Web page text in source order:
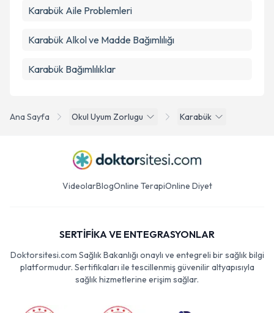
Ana Sayfa Okul Uyum Zorlugu Karabük
Karabük Aile Problemleri
Karabük Alkol ve Madde Bağımlılığı
Karabük Bağımlılıklar
VideolarBlogOnline TerapiOnline Diyet
SERTİFİKA VE ENTEGRASYONLAR
Doktorsitesi.com Sağlık Bakanlığı onaylı ve entegreli bir sağlık bilgi
platformudur. Sertifikaları ile tescillenmiş güvenilir altyapısıyla
sağlık hizmetlerine erişim sağlar.